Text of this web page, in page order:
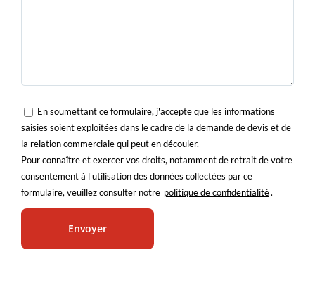
En soumettant ce formulaire, j'accepte que les informations
saisies soient exploitées dans le cadre de la demande de devis et de
la relation commerciale qui peut en découler.
Pour connaître et exercer vos droits, notamment de retrait de votre
consentement à l'utilisation des données collectées par ce
formulaire, veuillez consulter notre politique de confidentialité.